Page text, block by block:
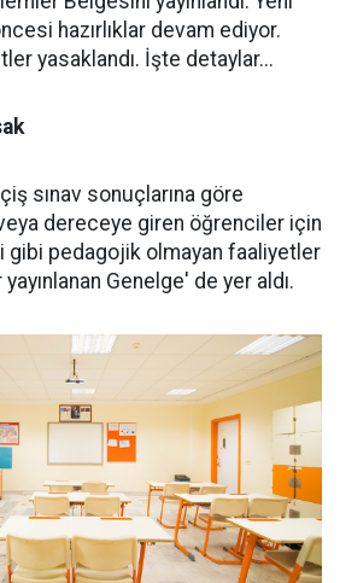
hazırlıklar devam ediyor.
yasaklandı. İşte detaylar...
sınav sonuçlarına göre
veya dereceye giren öğrenciler için
gibi pedagojik olmayan faaliyetler
Genelge' de yer aldı.